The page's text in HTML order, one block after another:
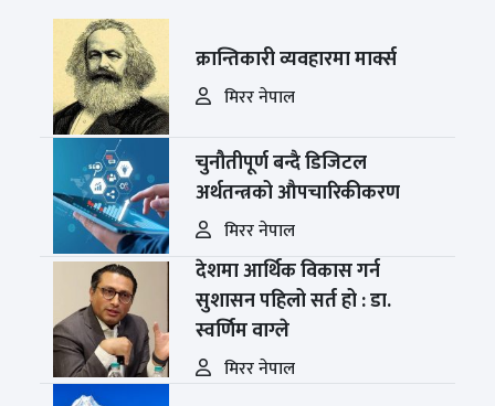
क्रान्तिकारी व्यवहारमा मार्क्स
मिरर नेपाल
चुनौतीपूर्ण बन्दै डिजिटल
अर्थतन्त्रको औपचारिकीकरण
मिरर नेपाल
देशमा आर्थिक विकास गर्न
सुशासन पहिलो सर्त हो : डा.
स्वर्णिम वाग्ले
मिरर नेपाल